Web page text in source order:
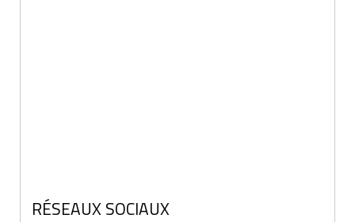
RÉSEAUX SOCIAUX